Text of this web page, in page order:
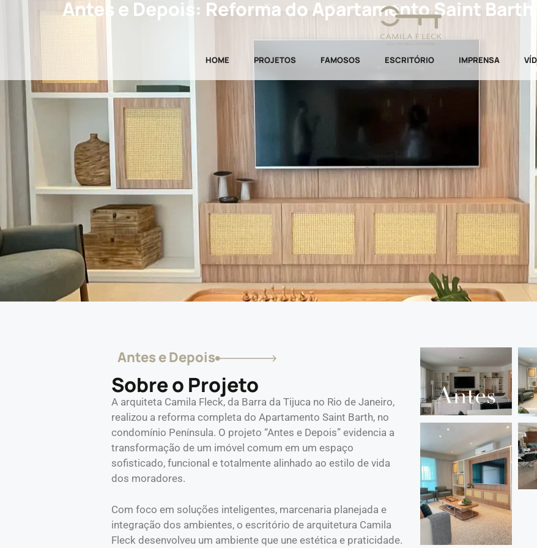
HOME PROJETOS FAMOSOS ESCRITÓRIO IMPRENSA
Antes e Depois: Reforma do Apartamento Saint Barth
Antes e Depois
Sobre o Projeto
A arquiteta Camila Fleck, da Barra da Tijuca no Rio de Janeiro,
realizou a reforma completa do Apartamento Saint Barth, no
condomínio Península. O projeto “Antes e Depois” evidencia a
transformação de um imóvel comum em um espaço
sofisticado, funcional e totalmente alinhado ao estilo de vida
dos moradores.
Com foco em soluções inteligentes, marcenaria planejada e
integração dos ambientes, o escritório de arquitetura Camila
Fleck desenvolveu um ambiente que une estética e praticidade.